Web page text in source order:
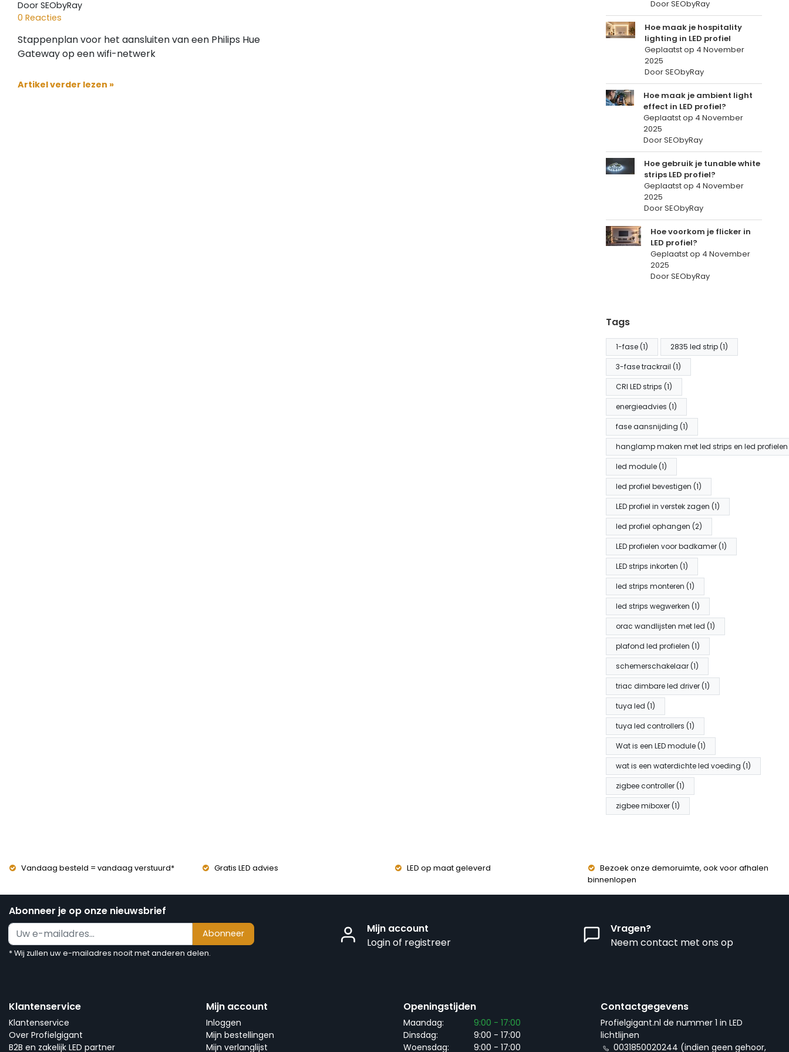
Door SEObyRay
0 Reacties
Stappenplan voor het aansluiten van een Philips Hue
Gateway op een wifi-netwerk
Artikel verder lezen »
Door SEObyRay
Hoe maak je hospitality
lighting in LED profiel
Geplaatst op 4 November
2025
Door SEObyRay
Hoe maak je ambient light
effect in LED profiel?
Geplaatst op 4 November
2025
Door SEObyRay
Hoe gebruik je tunable white
strips LED profiel?
Geplaatst op 4 November
2025
Door SEObyRay
Hoe voorkom je flicker in
LED profiel?
Geplaatst op 4 November
2025
Door SEObyRay
Tags
1-fase (1)
2835 led strip (1)
3-fase trackrail (1)
CRI LED strips (1)
energieadvies (1)
fase aansnijding (1)
hanglamp maken met led strips en led profielen
led module (1)
led profiel bevestigen (1)
LED profiel in verstek zagen (1)
led profiel ophangen (2)
LED profielen voor badkamer (1)
LED strips inkorten (1)
led strips monteren (1)
led strips wegwerken (1)
orac wandlijsten met led (1)
plafond led profielen (1)
schemerschakelaar (1)
triac dimbare led driver (1)
tuya led (1)
tuya led controllers (1)
Wat is een LED module (1)
wat is een waterdichte led voeding (1)
zigbee controller (1)
zigbee miboxer (1)
Vandaag besteld = vandaag verstuurd* Gratis LED advies LED op maat geleverd
Bezoek onze demoruimte, ook voor afhalen
binnenlopen
Abonneer je op onze nieuwsbrief
Abonneer
* Wij zullen uw e-mailadres nooit met anderen delen.
Mijn account
Login of registreer
Vragen?
Neem contact met ons op
Klantenservice
Klantenservice
Over Profielgigant
B2B en zakelijk LED partner
Mijn account
Inloggen
Mijn bestellingen
Mijn verlanglijst
Openingstijden
Maandag:
9:00 - 17:00
Dinsdag:
9:00 - 17:00
Woensdag:
9:00 - 17:00
Contactgegevens
Profielgigant.nl de nummer 1 in LED
lichtlijnen
0031850020244 (indien geen gehoor,